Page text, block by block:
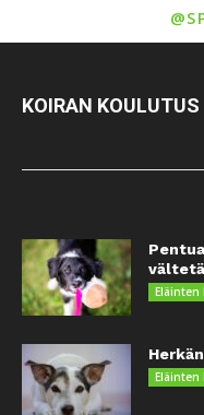
KOIRAN